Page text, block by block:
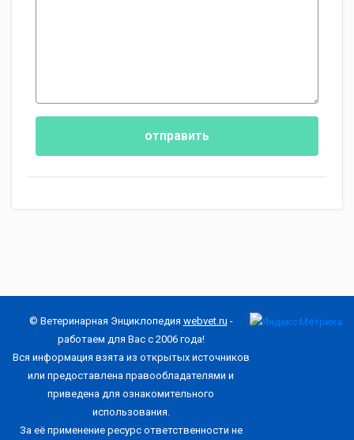
отправить
© Ветеринарная Энциклопедия webvet.ru -
работаем для Вас с 2006 года!
Вся информация взята из открытых источников
или предоставлена правообладателями и
приведена для ознакомительного
использования.
За её применение ресурс ответственности не